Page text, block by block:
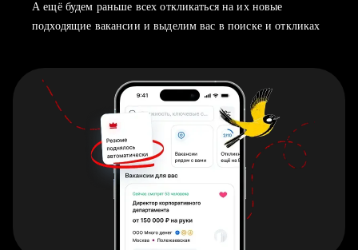
А ещё будем раньше всех откликаться на их новые
подходящие вакансии и выделим вас в поиске и откликах